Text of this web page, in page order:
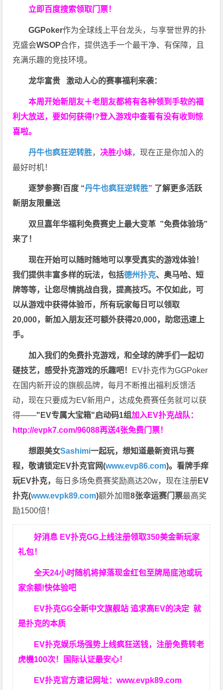
立即百度搜索领取门票！
GGPoker作为全球线上平台龙头，与享誉世界的扑
克盛会WSOP合作，提供选手一个最干净、有保障，且
充满乐趣的竞技环境。
龙华富贵 激动人心的赛事福利来袭：
本周开始新朋友＋老朋友都将有各种领到手软的福
利大放送，要如何获得!?登入游戏中查看有没有收到惊
喜啦。
丹牛也疯狂逆转胜， 决胜小妹，现在正是你加入的
最好时机！
逐梦参赛!百度 “丹牛也疯狂逆转胜” 了解更多活跃
新朋友限量送
双旦嘉年华福利免费赛史上最大变革 ”免费体验场”
来了！
现在开始可以随时随地可以享受真实的游戏体验！
我们提供丰富多样的玩法，包括德州扑克、奥马哈、短
牌等等，让您尽情挑战自我，提高技巧。不仅如此， 可
以从游戏中获得体验币，所有玩家每日可以领取
20,000，新加入朋友还可额外获得20,000，助您迅速上
手。
加入我们的免费扑克游戏，和全球的牌手们一起切
磋技艺，感受扑克游戏的乐趣吧！ EV扑克作为GGPoker
在国内新开设的旗舰品牌，每月不断推出福利反馈活
动，现在只要成为EV新用户，达成免费赛任务就可以获
得——"EV专属大宝箱"启动码1组加入EV扑克战队：
http://evpk7.com/96088再送4张免费门票！
想跟美女Sashimi一起玩，想知道最新资讯与赛
程，敬请锁定EV扑克官网(www.evp86.com)。看牌手痒
玩EV扑克，每日多场免费赛奖励高达20w，现在注册EV
扑克(www.evpk89.com)额外加赠8张幸运赛门票最高奖
励1500倍！
好消息 EV扑克GG上线注册领取350美金新玩家
礼包！
全天24小时随机将掉落现金红包至牌局底池或玩
家余额!快体验吧
EV扑克GG全新中文旗舰站 追求高EV的决定就
是扑克的本质
EV扑克娱乐场强势上线疯狂送钱，注册免费转老
虎機100次！国际认证最安心！
EV扑克官方速记网址：www.evpk89.com